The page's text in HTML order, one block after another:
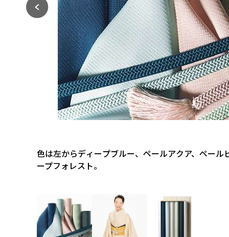
色は左からディープブルー、ペールアクア、ペール
ープフォレスト。